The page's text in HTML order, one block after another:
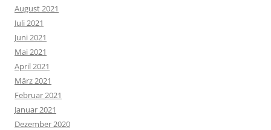
August 2021
Juli 2021
Juni 2021
Mai 2021
April 2021
März 2021
Februar 2021
Januar 2021
Dezember 2020